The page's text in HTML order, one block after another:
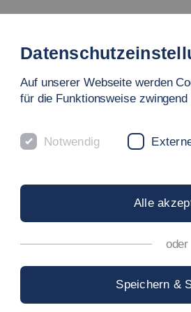
Auf unserer Webseite werden
für die Funktionsweise zwingend
Notwendig
Alle
oder
Speichern &